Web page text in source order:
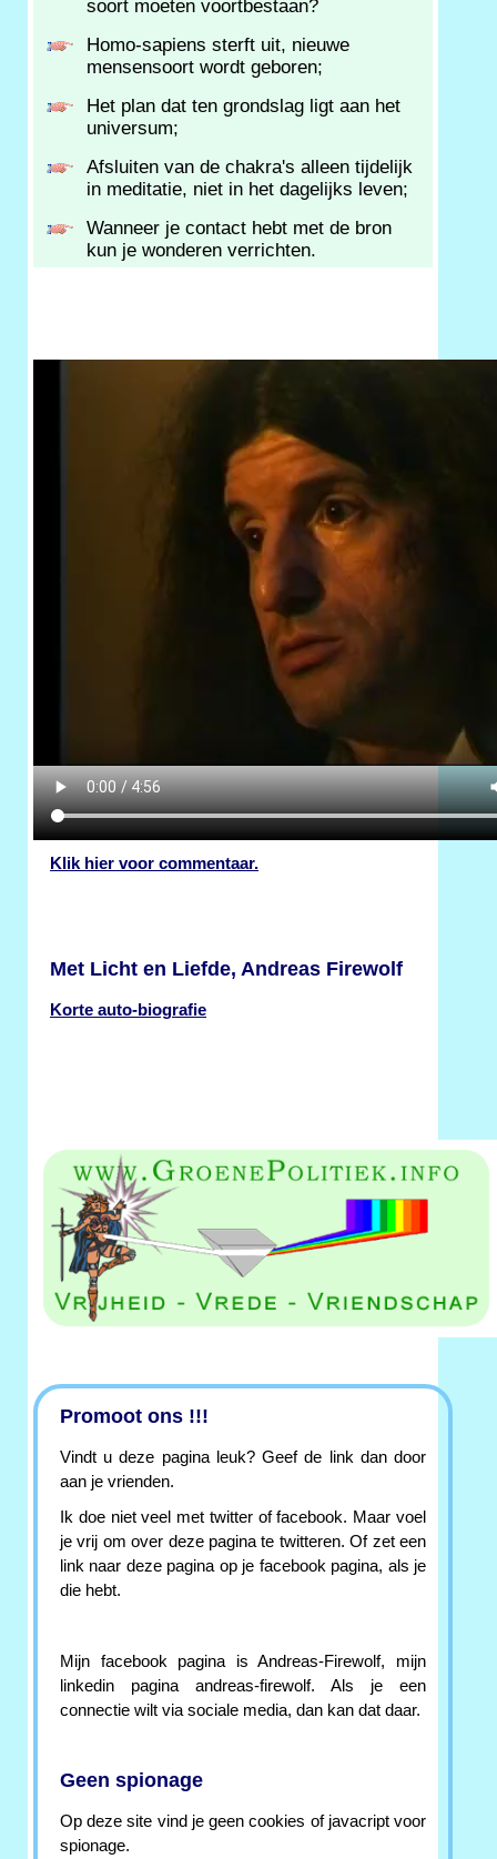
soort moeten voortbestaan?
Homo-sapiens sterft uit, nieuwe
mensensoort wordt geboren;
Het plan dat ten grondslag ligt aan het
universum;
Afsluiten van de chakra's alleen tijdelijk
in meditatie, niet in het dagelijks leven;
Wanneer je contact hebt met de bron
kun je wonderen verrichten.
Klik hier voor commentaar.
Met Licht en Liefde, Andreas Firewolf
Korte auto-biografie
Promoot ons !!!
Vindt u deze pagina leuk? Geef de link dan door
aan je vrienden.
Ik doe niet veel met twitter of facebook. Maar voel
je vrij om over deze pagina te twitteren. Of zet een
link naar deze pagina op je facebook pagina, als je
die hebt.
Mijn facebook pagina is Andreas-Firewolf, mijn
linkedin pagina andreas-firewolf. Als je een
connectie wilt via sociale media, dan kan dat daar.
Geen spionage
Op deze site vind je geen cookies of javacript voor
spionage.